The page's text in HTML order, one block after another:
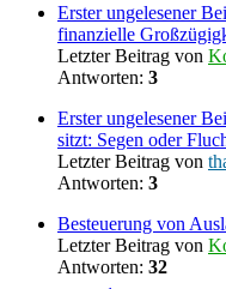
Erster ungelesener
finanzielle
Letzter Beitrag von
Antworten: 3
Erster ungelesener
sitzt: Segen oder
Letzter Beitrag von
Antworten: 3
Besteuerung von
Letzter Beitrag von
Antworten: 32